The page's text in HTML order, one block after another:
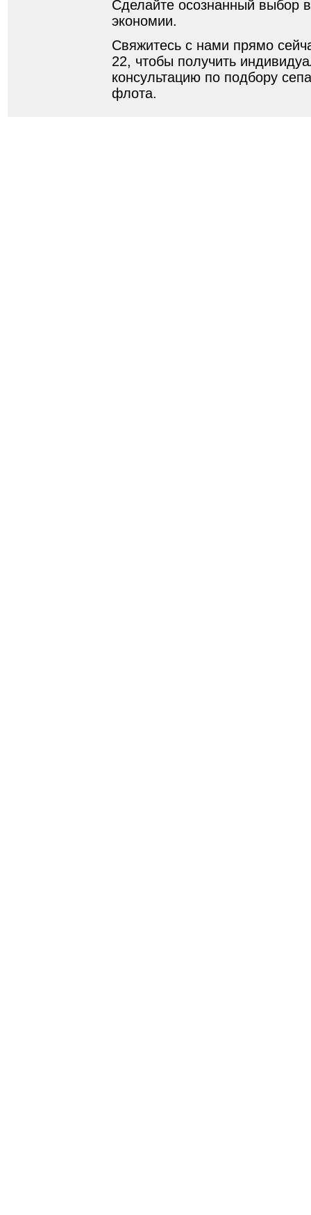
Сделайте осознанный выбор
экономии.
Свяжитесь с нами прямо
22, чтобы получить
консультацию по подбору
флота.